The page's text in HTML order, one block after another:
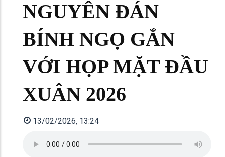
NGUYÊN ĐÁN
BÍNH NGỌ GẮN
VỚI HỌP MẶT ĐẦU
XUÂN 2026
13/02/2026, 13:24